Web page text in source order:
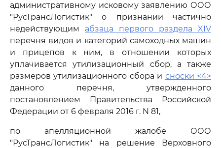
административному исковому заявлению ООО
"РусТрансЛогистик" о признании частично
недействующим абзаца первого раздела XIV
перечня видов и категорий самоходных машин
и прицепов к ним, в отношении которых
уплачивается утилизационный сбор, а также
размеров утилизационного сбора и сноски <4>
данного перечня, утвержденного
постановлением Правительства Российской
Федерации от 6 февраля 2016 г. N 81,
по апелляционной жалобе ООО
"РусТрансЛогистик" на решение Верховного